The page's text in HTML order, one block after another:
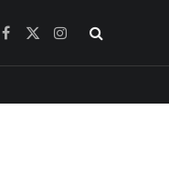
Facebook
X
Instagram